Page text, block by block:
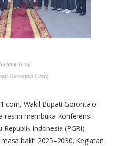
Yusuf
Gorontalo Utara
Wakil Bupati Gorontalo
resmi membuka Konferensi
Republik Indonesia (PGRI)
bakti 2025–2030. Kegiatan